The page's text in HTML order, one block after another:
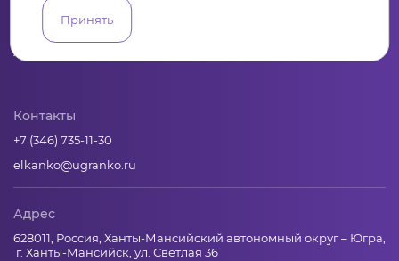
ПульсКонкурсы Организации
Аналитика
Контакты
+7 (346) 735-11-30
elkanko@ugranko.ru
Адрес
628011, Россия, Ханты-Мансийский автономный округ – Югра,
г. Ханты-Мансийск, ул. Светлая 36
Принять